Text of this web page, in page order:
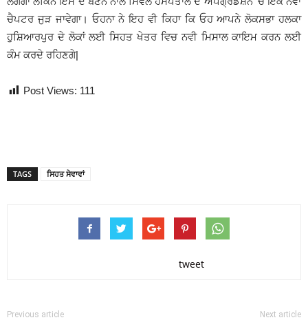
ਚੈਪਟਰ ਜੁੜ ਜਾਵੇਗਾ। ਓਹਨਾ ਨੇ ਇਹ ਵੀ ਕਿਹਾ ਕਿ ਓਹ ਆਪਨੇ ਲੋਕਸਭਾ ਹਲਕਾ
ਹੁਸ਼ਿਆਰਪੁਰ ਦੇ ਲੋਕਾਂ ਲਈ ਸਿਹਤ ਖੇਤਰ ਵਿਚ ਨਵੀ ਮਿਸਾਲ ਕਾਇਮ ਕਰਨ ਲਈ
ਕੰਮ ਕਰਦੇ ਰਹਿਣਗੇ|
Post Views: 111
TAGS ਸਿਹਤ ਸੇਵਾਵਾਂ
tweet
Previous article Next article